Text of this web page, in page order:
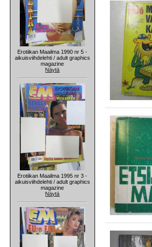
Erotiikan Maailma 1990 nr 5 -
aikuisviihdelehti / adult graphics
magazine
Näytä
Erotiikan Maailma 1995 nr 3 -
aikuisviihdelehti / adult graphics
magazine
Näytä